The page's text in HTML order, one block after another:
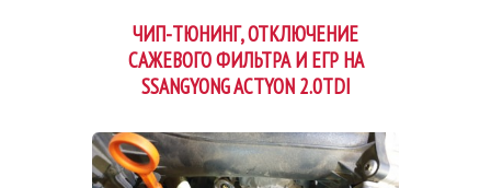
ЧИП-ТЮНИНГ, ОТКЛЮЧЕНИЕ
САЖЕВОГО ФИЛЬТРА И ЕГР НА
SSANGYONG ACTYON 2.0TDI